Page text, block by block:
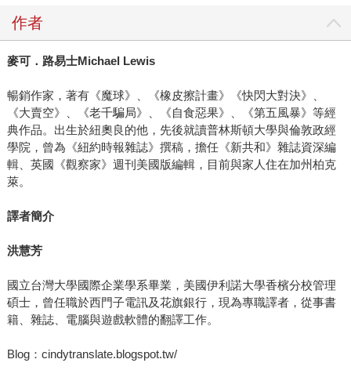
作者
麥可．路易士Michael Lewis
暢銷作家，著有《魔球》、《橡皮擦計畫》《快閃大對決》、
《大賣空》、《老千騙局》、《自食惡果》、《第五風暴》等經
典作品。出生於紐奧良的他，先後就讀普林斯頓大學與倫敦政經
學院，曾為《紐約時報雜誌》撰稿，擔任《新共和》雜誌資深編
輯、英國《觀察家》週刊美國版編輯，目前與家人住在加州柏克
萊。
譯者簡介
洪慧芳
國立台灣大學國際企業學系畢業，美國伊利諾大學香檳分校管理
碩士，曾任職於西門子電訊及花旗銀行，現為專職譯者，從事書
籍、雜誌、電腦與遊戲軟體的翻譯工作。
Blog：cindytranslate.blogspot.tw/